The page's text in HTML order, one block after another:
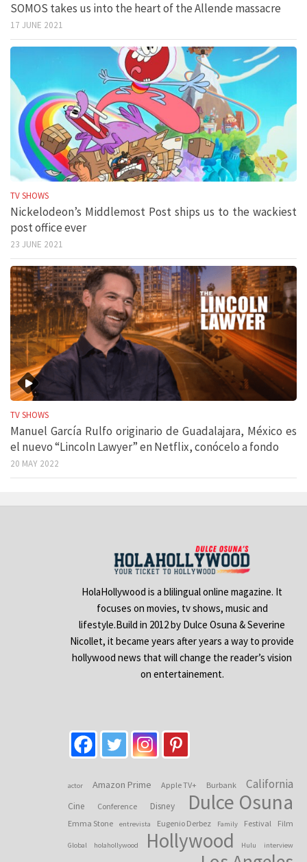
SOMOS takes us into the heart of the Allende massacre
17 JUNE 2021
TV SHOWS
Nickelodeon’s Middlemost Post ships us to the wackiest
post office ever
23 JUNE 2021
TV SHOWS
Manuel García Rulfo originario de Guadalajara, México es
el nuevo “Lincoln Lawyer” en Netflix, conócelo a fondo
20 MAY 2022
HolaHollywood is a blilingual online magazine. It
focuses on movies, tv shows, music and
lifestyle.Build in 2012 by Dulce Osuna & Severine
Nicollet, it became years after years a way to provide
hollywood news that will change the reader’s vision
on entertainement.
actor Amazon Prime Apple TV+ Burbank California
Cine Conference Disney Dulce Osuna
Emma Stone entrevista Eugenio Derbez Family Festival Film
Global holahollywood Hollywood Hulu interview